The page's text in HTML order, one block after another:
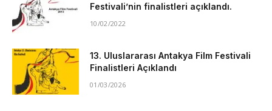
Festivali’nin finalistleri açıklandı.
10/02/2022
13. Uluslararası Antakya Film Festivali
Finalistleri Açıklandı
01/03/2026